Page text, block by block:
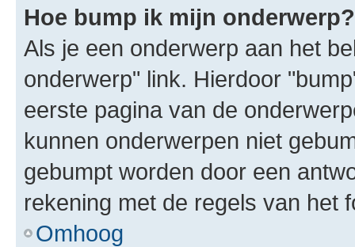
Hoe bump ik mijn onderwerp?
Als je een onderwerp aan het
onderwerp" link. Hierdoor
eerste pagina van de
kunnen onderwerpen niet
gebumpt worden door een
rekening met de regels van het
Omhoog